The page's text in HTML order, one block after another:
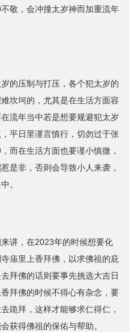
敬，会冲撞太岁神而加重流年
压制与打压，各个犯太岁的
坎坷的，尤其是在生活方面容
流年当中若是想要规避犯太岁
平日里谨言慎行，切勿过于张
而在生活方面也要谨小慎微，
是非，否则会导致小人来袭，
。
讲，在2023年的时候想要化
庙里上香拜佛，以求佛祖的庇
拜佛的话则要事先挑选大吉日
拜佛的时候不得心有杂念，要
跪拜，这样才能够求仁得仁，
获得佛祖的保佑与帮助。